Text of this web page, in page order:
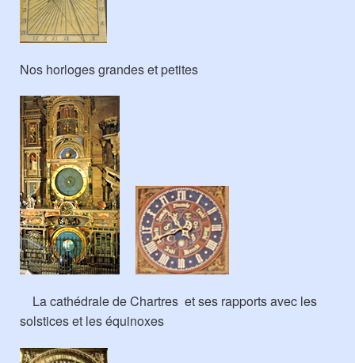
Nos horloges grandes et petites
La cathédrale de Chartres et ses rapports avec les
solstices et les équinoxes